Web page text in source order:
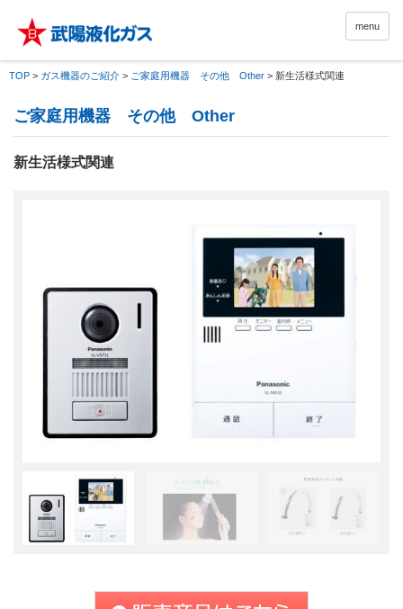
menu
TOP > ガス機器のご紹介 > ご家庭用機器 その他 Other > 新生活様式関連
ご家庭用機器 その他 Other
新生活様式関連